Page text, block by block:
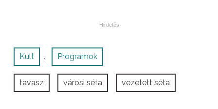
Kult , Programok
tavasz városi séta vezetett séta